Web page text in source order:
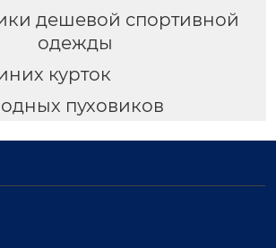
дешевой спортивной
одежды
курток
пуховиков